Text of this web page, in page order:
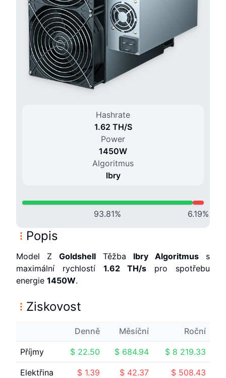
Hashrate
1.62 TH/S
Power
1450W
Algoritmus
lbry
93.81% 6.19%
Popis
Model Z Goldshell Těžba lbry Algoritmus
s
maximální rychlostí
1.62 TH/s
pro spotřebu
energie 1450W.
Ziskovost
Denně Měsíční Roční
Příjmy $ 22.50 $ 684.94 $ 8 219.33
Elektřina $ 1.39 $ 42.37 $ 508.43